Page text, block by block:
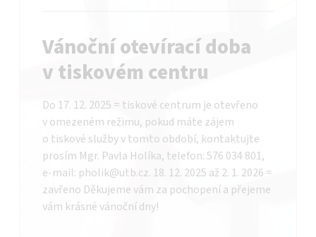
Vánoční otevírací doba
v tiskovém centru
Do 17. 12. 2025 = tiskové centrum je otevřeno
v omezeném režimu, pokud máte zájem
o tiskové služby v tomto období, kontaktujte
prosím Mgr. Pavla Holíka, telefon: 576 034 801,
e-mail: pholik@utb.cz. 18. 12. 2025 až 2. 1. 2026 =
zavřeno Děkujeme vám za pochopení a přejeme
vám krásné vánoční dny!